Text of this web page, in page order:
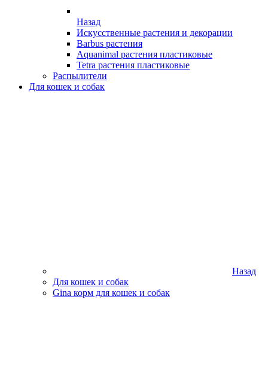
Назад
Искусственные растения и декорации
Barbus растения
Aquanimal растения пластиковые
Tetra растения пластиковые
Распылители
Для кошек и собак
Назад
Для кошек и собак
Gina корм для кошек и собак